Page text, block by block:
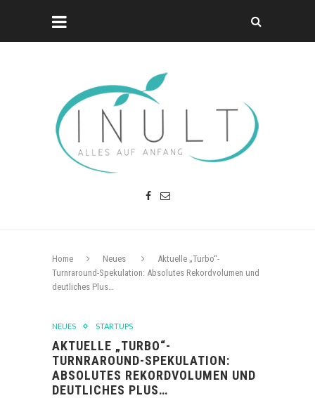
Home Neues
Aktuelle „Turbo“-
Turnraround-Spekulation: Absolutes Rekordvolumen und
deutliches Plus…
NEUES STARTUPS
AKTUELLE „TURBO“-
TURNRAROUND-SPEKULATION:
ABSOLUTES REKORDVOLUMEN UND
DEUTLICHES PLUS…